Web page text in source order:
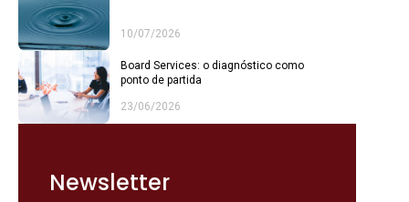
10/07/2026
Board Services: o diagnóstico como
ponto de partida
23/06/2026
Newsletter